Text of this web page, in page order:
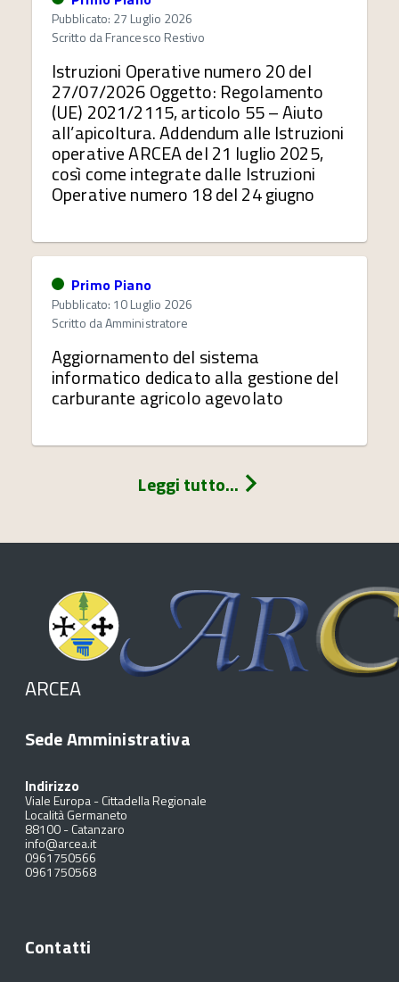
Pubblicato: 27 Luglio 2026
Scritto daFrancesco Restivo
Istruzioni Operative numero 20 del
27/07/2026 Oggetto: Regolamento
(UE) 2021/2115, articolo 55 – Aiuto
all’apicoltura. Addendum alle Istruzioni
operative ARCEA del 21 luglio 2025,
così come integrate dalle Istruzioni
Operative numero 18 del 24 giugno
Primo Piano
Pubblicato: 10 Luglio 2026
Scritto daAmministratore
Aggiornamento del sistema
informatico dedicato alla gestione del
carburante agricolo agevolato
Leggi tutto...
ARCEA
Sede Amministrativa
Indirizzo
Viale Europa - Cittadella Regionale
Località Germaneto
88100-Catanzaro
info@arcea.it
0961750566
0961750568
Contatti